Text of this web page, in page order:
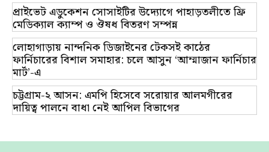
প্রাইভেট এডুকেশন সোসাইটির উদ্যোগে পাহাড়তলীতে ফ্রি
মেডিক্যাল ক্যাম্প ও ঔষধ বিতরণ সম্পন্ন
লোহাগাড়ায় নান্দনিক ডিজাইনের টেকসই কাঠের
ফার্নিচারের বিশাল সমাহার: চলে আসুন ‘আম্মাজান ফার্নিচার
মার্ট’-এ
চট্টগ্রাম-২ আসন: এমপি হিসেবে সরোয়ার আলমগীরের
দায়িত্ব পালনে বাধা নেই আপিল বিভাগের